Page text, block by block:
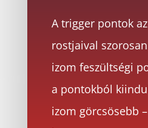
A trigger pontok
rostjaival
izom feszültségi
a pontokból
izom görcsösebb